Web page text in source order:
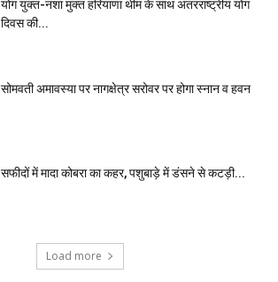
योग युक्त-नशा मुक्त हरियाणा थीम के साथ अंतरराष्ट्रीय योग
दिवस की...
सोमवती अमावस्या पर नागक्षेत्र सरोवर पर होगा स्नान व हवन
सफीदों में मादा कोबरा का कहर, पशुबाड़े में डंसने से कटड़ी...
Load more